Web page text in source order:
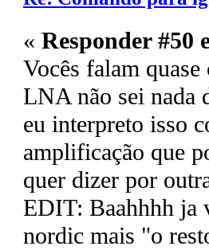
« Responder #50
Vocês falam
LNA não sei nada
eu interpreto isso
amplificação que
quer dizer por
EDIT: Baahhhh ja
nordic mais "o